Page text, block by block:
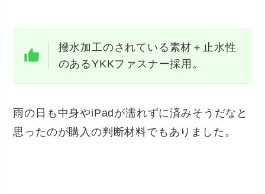
撥水加工のされている素材＋止水性
のあるYKKファスナー採用。
雨の日も中身やiPadが濡れずに済みそうだなと
思ったのが購入の判断材料でもありました。